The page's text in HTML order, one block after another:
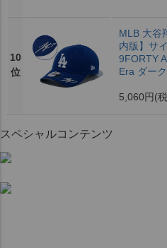
10
位
MLB 大谷
内版】サ
9FORTY
Era ダー
5,060円 (
スペシャルコンテンツ